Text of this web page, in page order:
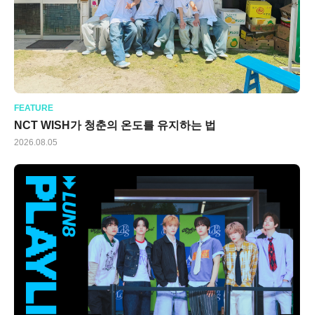
FEATURE
NCT WISH가 청춘의 온도를 유지하는 법
2026.08.05